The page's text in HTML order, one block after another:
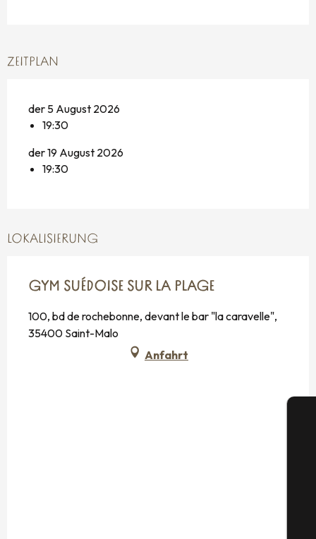
ZEITPLAN
der 5 August 2026
19:30
der 19 August 2026
19:30
LOKALISIERUNG
GYM SUÉDOISE SUR LA PLAGE
100, bd de rochebonne, devant le bar "la caravelle",
35400 Saint-Malo
Anfahrt